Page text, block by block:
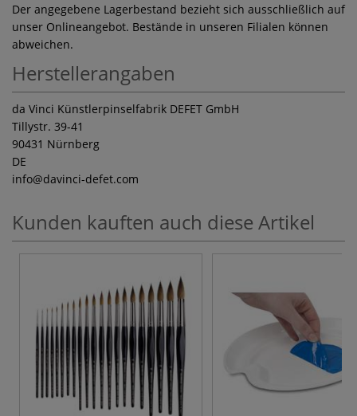
Der angegebene Lagerbestand bezieht sich ausschließlich auf
unser Onlineangebot. Bestände in unseren Filialen können
abweichen.
Herstellerangaben
da Vinci Künstlerpinselfabrik DEFET GmbH
Tillystr. 39-41
90431 Nürnberg
DE
info@davinci-defet.com
Kunden kauften auch diese Artikel